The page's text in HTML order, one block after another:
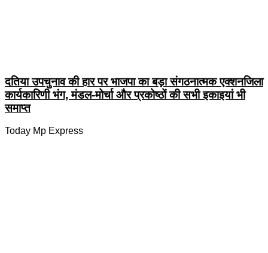
दतिया उपचुनाव की हार पर भाजपा का बड़ा संगठनात्मक एक्शनजिला
कार्यकारिणी भंग, मंडल-मोर्चा और प्रकोष्ठों की सभी इकाइयां भी
समाप्त
Today Mp Express